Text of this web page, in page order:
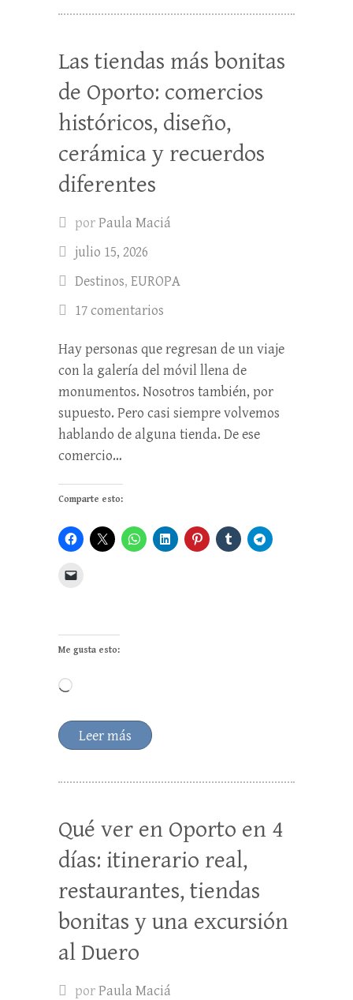
Las tiendas más bonitas
de Oporto: comercios
históricos, diseño,
cerámica y recuerdos
diferentes
porPaula Maciá
julio 15, 2026
Destinos, EUROPA
17 comentarios
Hay personas que regresan de un viaje
con la galería del móvil llena de
monumentos. Nosotros también, por
supuesto. Pero casi siempre volvemos
hablando de alguna tienda. De ese
comercio…
Comparte esto:
Me gusta esto:
Cargando...
Leer más
Qué ver en Oporto en 4
días: itinerario real,
restaurantes, tiendas
bonitas y una excursión
al Duero
porPaula Maciá